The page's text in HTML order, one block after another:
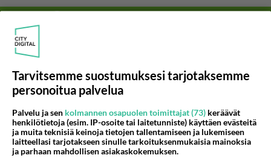
Tarvitsemme suostumuksesi tarjotaksemme
personoitua palvelua
Palvelu ja sen kolmannen osapuolen toimittajat (73) keräävät
henkilötietoja (esim. IP-osoite tai laitetunniste) käyttäen evästeitä
ja muita teknisiä keinoja tietojen tallentamiseen ja lukemiseen
laitteellasi tarjotakseen sinulle tarkoituksenmukaisia mainoksia
ja parhaan mahdollisen asiakaskokemuksen.